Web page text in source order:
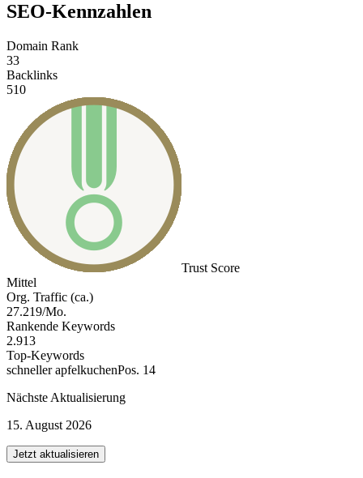
SEO-Kennzahlen
Domain Rank
33
Backlinks
510
Trust Score
Mittel
Org. Traffic (ca.)
27.219/Mo.
Rankende Keywords
2.913
Top-Keywords
schneller apfelkuchenPos. 14
Nächste Aktualisierung
15. August 2026
Jetzt aktualisieren